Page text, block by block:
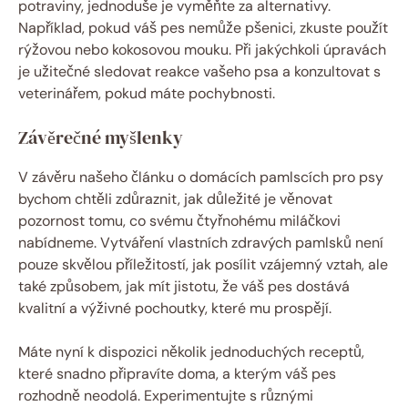
potraviny, jednoduše je vyměňte za alternativy.
Například, pokud váš pes nemůže pšenici, zkuste použít
rýžovou nebo kokosovou mouku. Při jakýchkoli úpravách
je užitečné sledovat reakce vašeho psa a konzultovat s
veterinářem, pokud máte pochybnosti.
Závěrečné myšlenky
V závěru našeho článku o domácích pamlscích pro psy
bychom chtěli zdůraznit, jak důležité je věnovat
pozornost tomu, co svému čtyřnohému miláčkovi
nabídneme. Vytváření vlastních zdravých pamlsků není
pouze skvělou příležitostí, jak posílit vzájemný vztah, ale
také způsobem, jak mít jistotu, že váš pes dostává
kvalitní a výživné pochoutky, které mu prospějí.
Máte nyní k dispozici několik jednoduchých receptů,
které snadno připravíte doma, a kterým váš pes
rozhodně neodolá. Experimentujte s různými